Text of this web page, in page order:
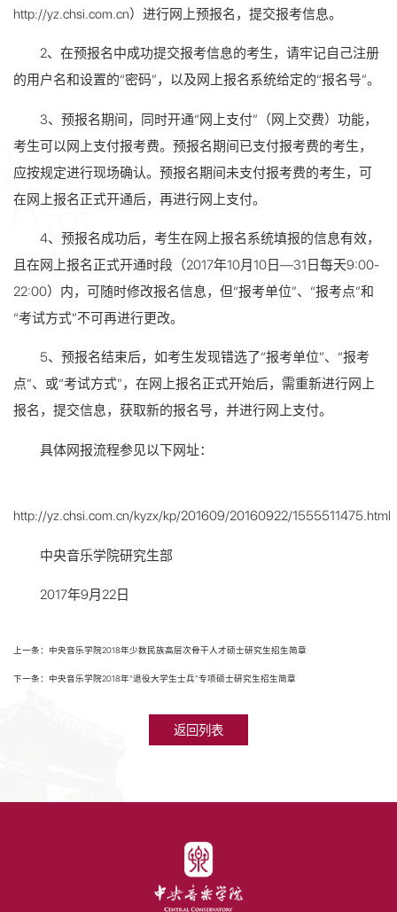
http://yz.chsi.com.cn）进行网上预报名，提交报考信息。
2、在预报名中成功提交报考信息的考生，请牢记自己注册
的用户名和设置的“密码”，以及网上报名系统给定的“报名号”。
3、预报名期间，同时开通“网上支付”（网上交费）功能，
考生可以网上支付报考费。预报名期间已支付报考费的考生，
应按规定进行现场确认。预报名期间未支付报考费的考生，可
在网上报名正式开通后，再进行网上支付。
4、预报名成功后，考生在网上报名系统填报的信息有效，
且在网上报名正式开通时段（2017年10月10日—31日每天9:00-
22:00）内，可随时修改报名信息，但“报考单位”、“报考点”和
“考试方式”不可再进行更改。
5、预报名结束后，如考生发现错选了“报考单位”、“报考
点”、或“考试方式”，在网上报名正式开始后，需重新进行网上
报名，提交信息，获取新的报名号，并进行网上支付。
具体网报流程参见以下网址：
http://yz.chsi.com.cn/kyzx/kp/201609/20160922/1555511475.html
中央音乐学院研究生部
2017年9月22日
上一条：中央音乐学院2018年少数民族高层次骨干人才硕士研究生招生简章
下一条：中央音乐学院2018年“退役大学生士兵”专项硕士研究生招生简章
返回列表